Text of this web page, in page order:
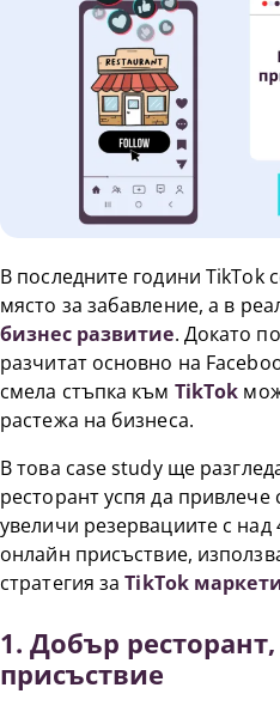
В последните години TikTok
място за забавление, а в
бизнес развитие. Докато
разчитат основно на
смела стъпка към TikTok
растежа на бизнеса.
В това case study ще
ресторант успя да
увеличи резервациите с над
онлайн присъствие,
стратегия заTikTok
1. Добър
присъствие